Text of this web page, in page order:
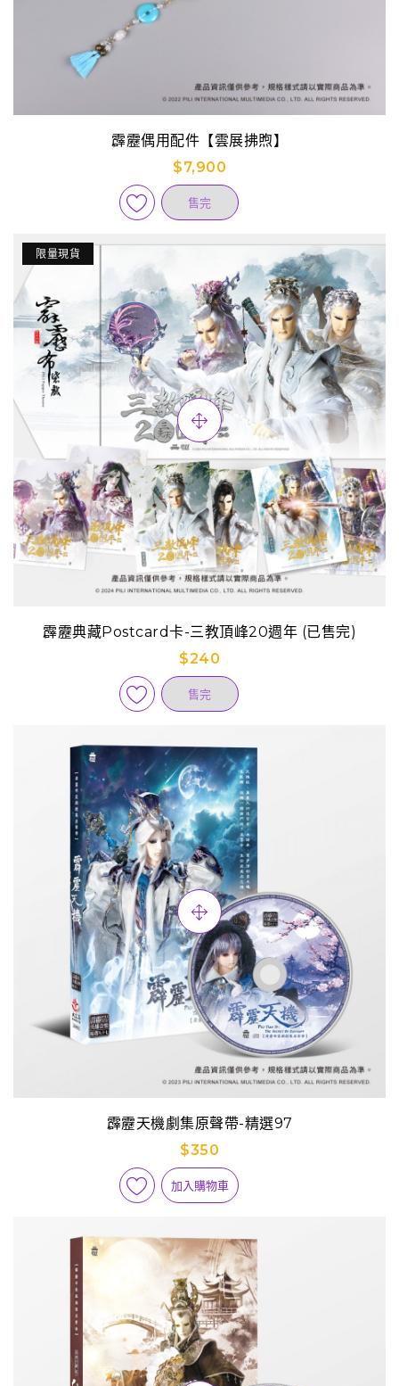
霹靂偶用配件【雲展拂煦】
$7,900
售完
限量現貨
霹靂典藏Postcard卡-三教頂峰20週年 (已售完)
$240
售完
霹靂天機劇集原聲帶-精選97
$350
加入購物車